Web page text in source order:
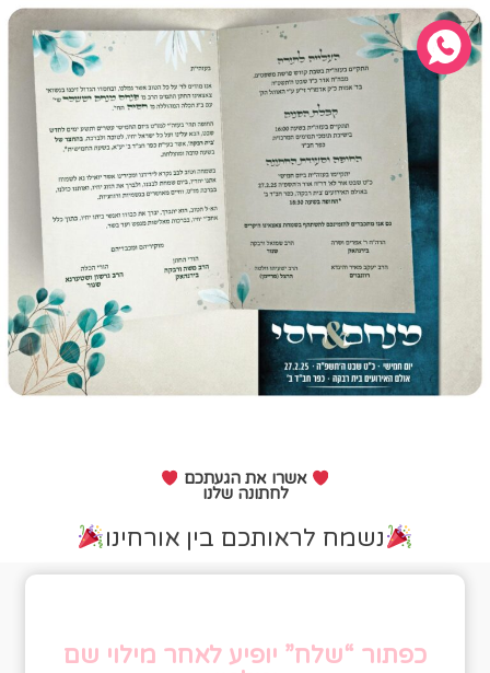
אשרו את הגעתכם
לחתונה שלנו
נשמח לראותכם בין אורחינו
כפתור “שלח” יופיע לאחר מילוי שם